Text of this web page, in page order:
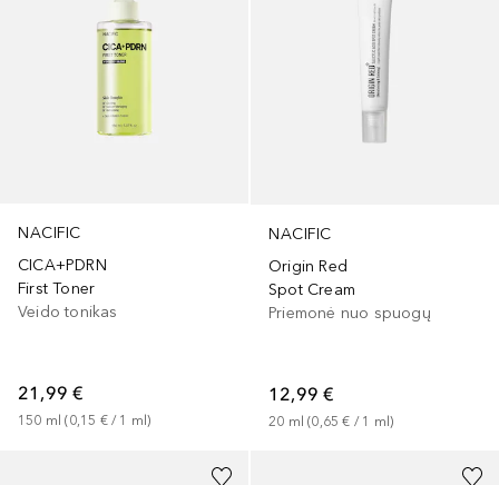
NACIFIC
CICA+PDRN
First Toner
Veido tonikas
21,99 €
150 ml (0,15 € / 1 ml)
NACIFIC
Origin Red
Spot Cream
Priemonė nuo spuogų
12,99 €
20 ml (0,65 € / 1 ml)